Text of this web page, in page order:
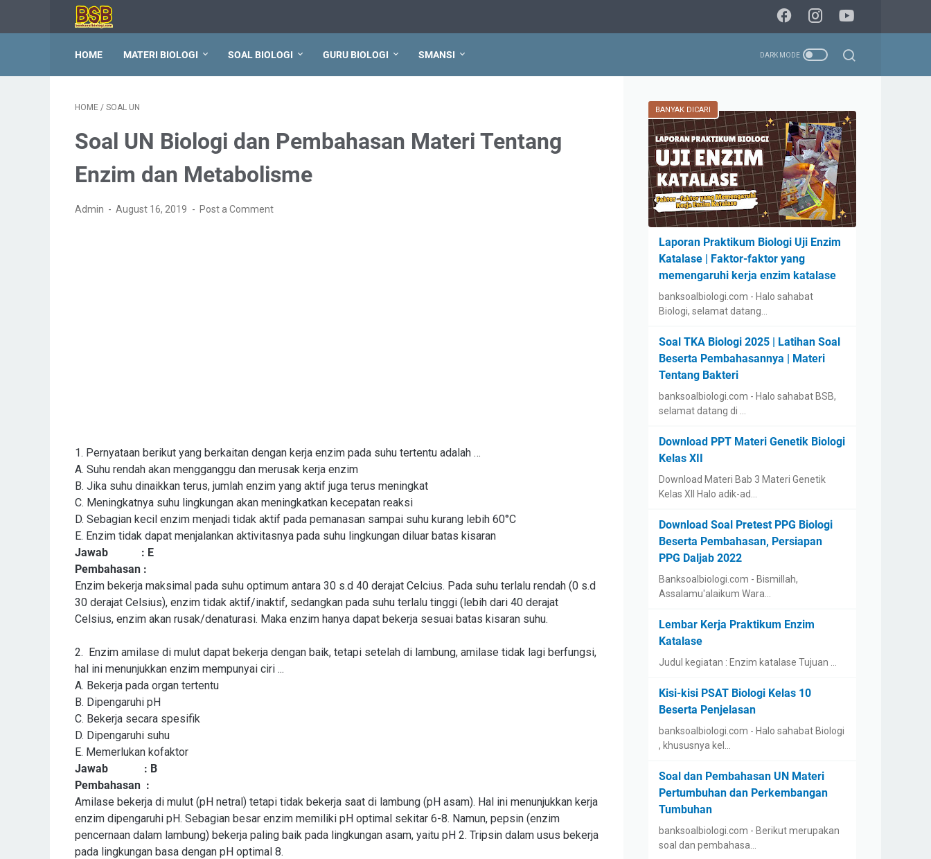
HOME MATERI BIOLOGI SOAL BIOLOGI GURU BIOLOGI SMANSI
HOME / SOAL UN
Soal UN Biologi dan Pembahasan Materi Tentang
Enzim dan Metabolisme
Admin August 16, 2019 Post a Comment
1. Pernyataan berikut yang berkaitan dengan kerja enzim pada suhu tertentu adalah …
A. Suhu rendah akan mengganggu dan merusak kerja enzim
B. Jika suhu dinaikkan terus, jumlah enzim yang aktif juga terus meningkat
C. Meningkatnya suhu lingkungan akan meningkatkan kecepatan reaksi
D. Sebagian kecil enzim menjadi tidak aktif pada pemanasan sampai suhu kurang lebih 60°C
E. Enzim tidak dapat menjalankan aktivitasnya pada suhu lingkungan diluar batas kisaran
Jawab
: E
Pembahasan :
Enzim bekerja maksimal pada suhu optimum antara 30 s.d 40 derajat Celcius. Pada suhu terlalu rendah (0 s.d
30 derajat Celsius), enzim tidak aktif/inaktif, sedangkan pada suhu terlalu tinggi (lebih dari 40 derajat
Celsius, enzim akan rusak/denaturasi. Maka enzim hanya dapat bekerja sesuai batas kisaran suhu.
2. Enzim amilase di mulut dapat bekerja dengan baik, tetapi setelah di lambung, amilase tidak lagi berfungsi,
hal ini menunjukkan enzim mempunyai ciri ...
A. Bekerja pada organ tertentu
B. Dipengaruhi pH
C. Bekerja secara spesifik
D. Dipengaruhi suhu
E. Memerlukan kofaktor
Jawab
: B
Pembahasan :
Amilase bekerja di mulut (pH netral) tetapi tidak bekerja saat di lambung (pH asam). Hal ini menunjukkan kerja
enzim dipengaruhi pH. Sebagian besar enzim memiliki pH optimal sekitar 6-8. Namun, pepsin (enzim
pencernaan dalam lambung) bekerja paling baik pada lingkungan asam, yaitu pH 2. Tripsin dalam usus bekerja
pada lingkungan basa dengan pH optimal 8.
BANYAK DICARI
Laporan Praktikum Biologi Uji Enzim
Katalase | Faktor-faktor yang
memengaruhi kerja enzim katalase
banksoalbiologi.com - Halo sahabat
Biologi, selamat datang…
Soal TKA Biologi 2025 | Latihan Soal
Beserta Pembahasannya | Materi
Tentang Bakteri
banksoalbiologi.com - Halo sahabat BSB,
selamat datang di …
Download PPT Materi Genetik Biologi
Kelas XII
Download Materi Bab 3 Materi Genetik
Kelas XII Halo adik-ad…
Download Soal Pretest PPG Biologi
Beserta Pembahasan, Persiapan
PPG Daljab 2022
Banksoalbiologi.com - Bismillah,
Assalamu'alaikum Wara…
Lembar Kerja Praktikum Enzim
Katalase
Judul kegiatan : Enzim katalase Tujuan …
Kisi-kisi PSAT Biologi Kelas 10
Beserta Penjelasan
banksoalbiologi.com - Halo sahabat Biologi
, khususnya kel…
Soal dan Pembahasan UN Materi
Pertumbuhan dan Perkembangan
Tumbuhan
banksoalbiologi.com - Berikut merupakan
soal dan pembahasa…